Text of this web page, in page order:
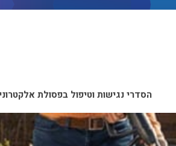
הסדרי נגישות וטיפול בפסולת